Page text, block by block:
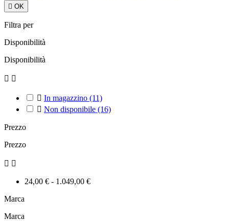
 OK
Filtra per
Disponibilità
Disponibilità
 
 In magazzino (11)
 Non disponibile (16)
Prezzo
Prezzo
 
24,00 € - 1.049,00 €
Marca
Marca